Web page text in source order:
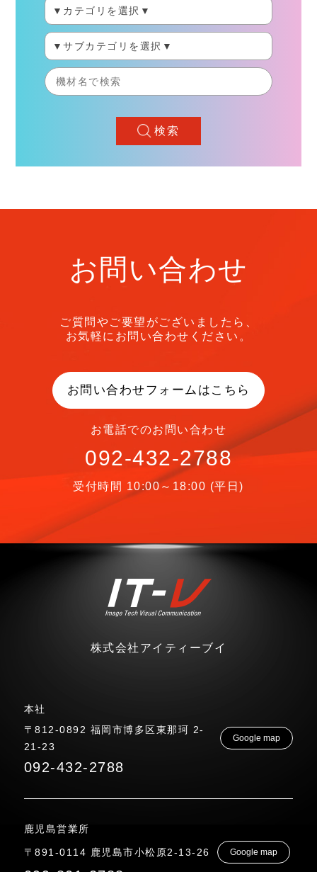
検索
お問い合わせ
ご質問やご要望がございましたら、
お気軽にお問い合わせください。
お問い合わせフォームはこちら
お電話でのお問い合わせ
092-432-2788
受付時間 10:00～18:00 (平日)
株式会社アイティーブイ
本社
〒812-0892 福岡市博多区東那珂 2-
21-23
Google map
092-432-2788
鹿児島営業所
〒891-0114 鹿児島市小松原2-13-26 Google map